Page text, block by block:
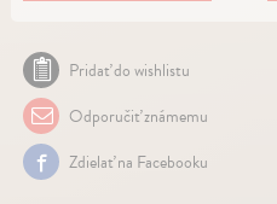
Pridať do wishlistu
Odporučiť známemu
Zdielať na Facebooku